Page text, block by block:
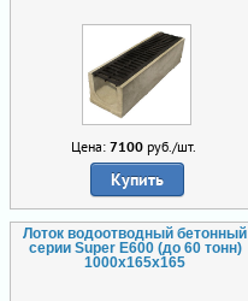
Цена: 7100 руб./шт.
Купить
Лоток водоотводный бетонный
серии Super Е600 (до 60 тонн)
1000x165x165